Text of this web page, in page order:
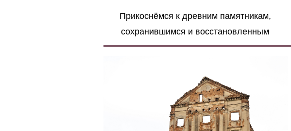
Прикоснёмся к древним памятникам,
сохранившимся и восстановленным